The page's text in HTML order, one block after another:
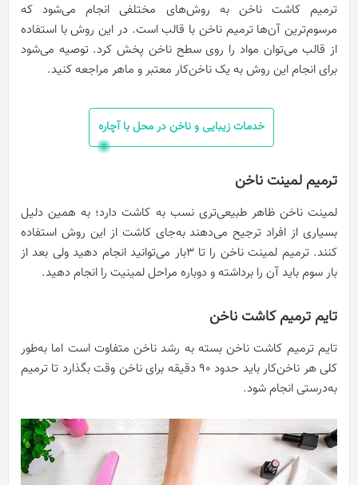
ترمیم کاشت ناخن به روش‌های مختلفی انجام می‌شود که
مرسوم‌ترین آن‌ها ترمیم ناخن با قالب است. در این روش با استفاده
از قالب می‌توان مواد را روی سطح ناخن پخش کرد. توصیه می‌شود
برای انجام این روش به یک ناخن‌کار معتبر و ماهر مراجعه کنید.
خدمات زیبایی و ناخن در محل با آچاره
ترمیم لمینت ناخن
لمینت ناخن ظاهر طبیعی‌تری نسب به کاشت دارد؛ به همین دلیل
بسیاری از افراد ترجیح می‌دهند به‌جای کاشت از این روش استفاده
کنند. ترمیم لمینت ناخن را تا 3بار می‌توانید انجام دهید ولی بعد از
بار سوم باید آن را برداشته و دوباره مراحل لمینیت را انجام دهید.
تایم ترمیم کاشت ناخن
تایم ترمیم کاشت ناخن بسته به رشد ناخن متفاوت است اما به‌طور
کلی هر ناخن‌کار باید حدود ۹۰ دقیقه برای ناخن وقت بگذارد تا ترمیم
به‌درستی انجام شود.